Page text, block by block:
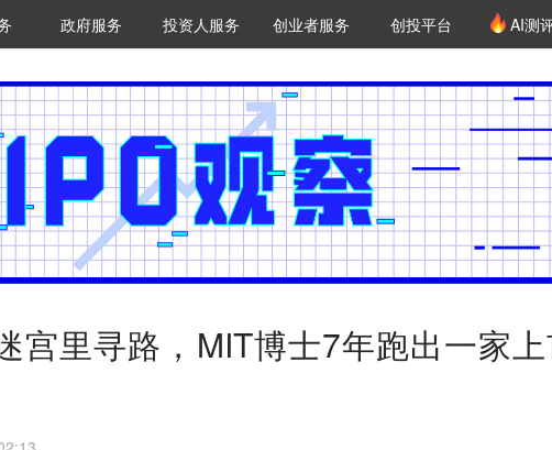
院
城市之窗
政府服务 VClub投资机构库
投资机构职位推介
投资人服务 创投氪堂
创业者服务 创投平台 AI测
宫里寻路，MIT博士7年跑出一家